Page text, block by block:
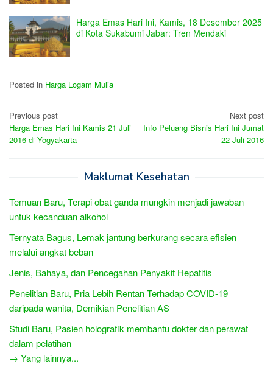
Harga Emas Hari Ini, Kamis, 18 Desember 2025
di Kota Sukabumi Jabar: Tren Mendaki
Posted in Harga Logam Mulia
Post
navigation
Previous post
Harga Emas Hari Ini Kamis 21 Juli
2016 di Yogyakarta
Next post
Info Peluang Bisnis Hari Ini Jumat
22 Juli 2016
Maklumat Kesehatan
Temuan Baru, Terapi obat ganda mungkin menjadi jawaban
untuk kecanduan alkohol
Ternyata Bagus, Lemak jantung berkurang secara efisien
melalui angkat beban
Jenis, Bahaya, dan Pencegahan Penyakit Hepatitis
Penelitian Baru, Pria Lebih Rentan Terhadap COVID-19
daripada wanita, Demikian Penelitian AS
Studi Baru, Pasien holografik membantu dokter dan perawat
dalam pelatihan
→ Yang lainnya...